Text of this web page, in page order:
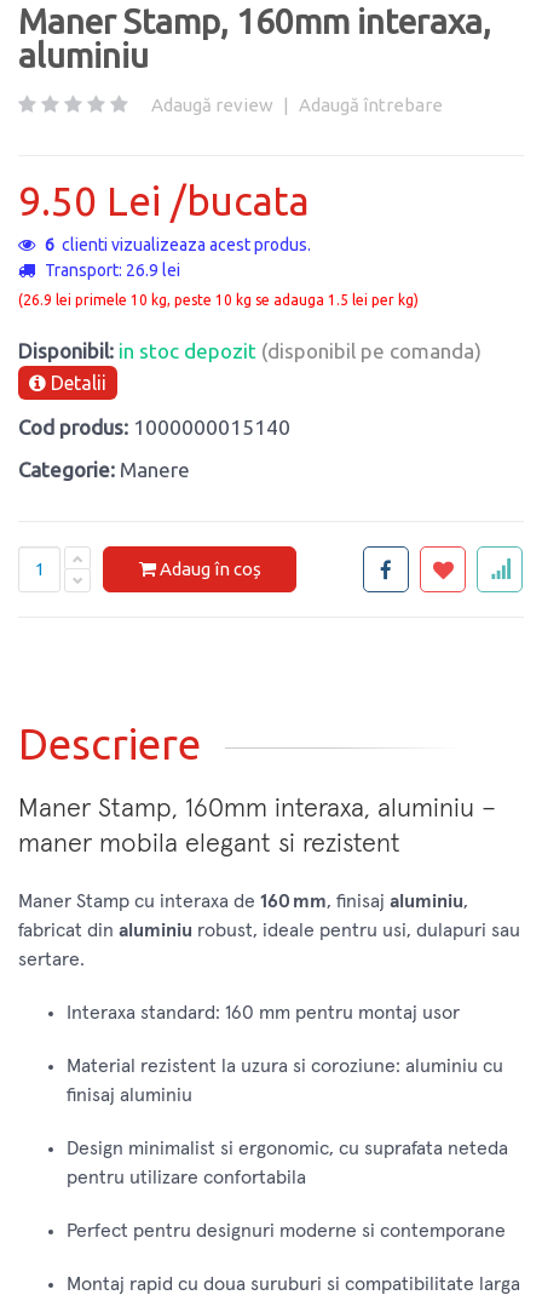
Maner Stamp, 160mm interaxa,
aluminiu
Adaugă review | Adaugă întrebare
9.50 Lei /bucata
6 clienti vizualizeaza acest produs.
Transport: 26.9 lei
(26.9 lei primele 10 kg, peste 10 kg se adauga 1.5 lei per kg)
Disponibil: in stoc depozit (disponibil pe comanda)
Detalii
Cod produs: 1000000015140
Categorie: Manere
Adaug în coș
Descriere
Maner Stamp, 160mm interaxa, aluminiu –
maner mobila elegant si rezistent
Maner Stamp cu interaxa de 160 mm, finisaj aluminiu,
fabricat din aluminiu robust, ideale pentru usi, dulapuri sau
sertare.
Interaxa standard: 160 mm pentru montaj usor
Material rezistent la uzura si coroziune: aluminiu cu
finisaj aluminiu
Design minimalist si ergonomic, cu suprafata neteda
pentru utilizare confortabila
Perfect pentru designuri moderne si contemporane
Montaj rapid cu doua suruburi si compatibilitate larga